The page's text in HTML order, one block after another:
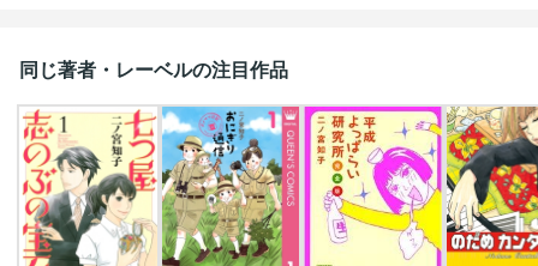
同じ著者・レーベルの注目作品